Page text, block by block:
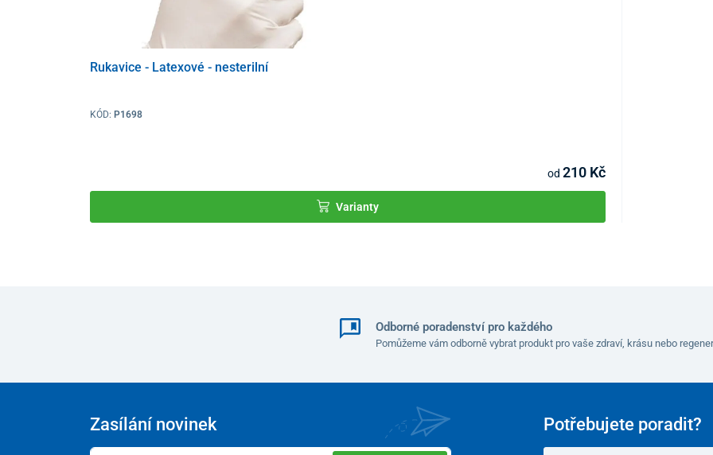
Rukavice - Latexové - nesterilní
KÓD: P1698
od 210 Kč
Varianty
Odborné poradenství pro každého
Pomůžeme vám odborně vybrat produkt pro vaše zdraví, krásu nebo
Potřebujete poradit?
Zasílání novinek